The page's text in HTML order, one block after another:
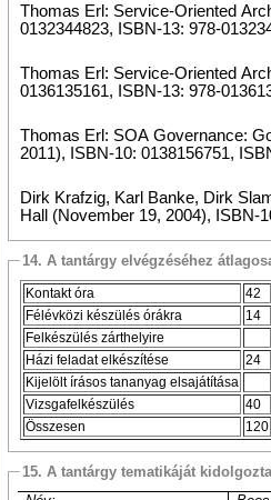
Thomas Erl: Service-Oriented
0132344823, ISBN-13: 978-
Thomas Erl: Service-Oriented
0136135161, ISBN-13: 978-
Thomas Erl: SOA Governance:
2011), ISBN-10: 0138156751,
Dirk Krafzig, Karl Banke, Dirk
Hall (November 19, 2004), ISBN-
14. A tantárgy elvégzéséhez
Kontakt óra
42
Félévközi készülés órákra
14
Felkészülés zárthelyire
Házi feladat elkészítése
24
Kijelölt írásos tananyag elsajátítása
Vizsgafelkészülés
40
Összesen
120
15. A tantárgy tematikáját kidolgozta